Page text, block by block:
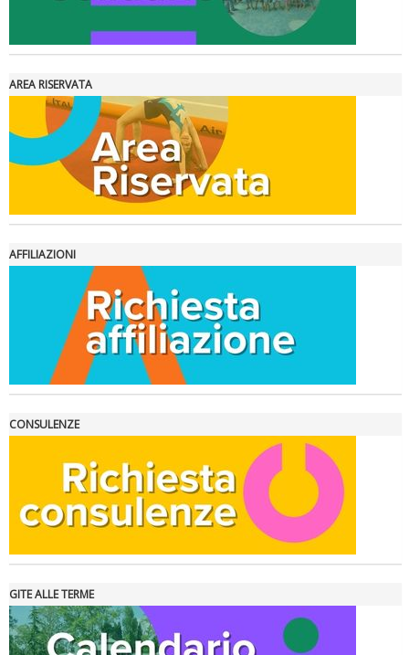
Ddl Lobby, Uisp: “Il Parlamento valorizzi le nostre specificità"
AREA RISERVATA
AFFILIAZIONI
CONSULENZE
GITE ALLE TERME